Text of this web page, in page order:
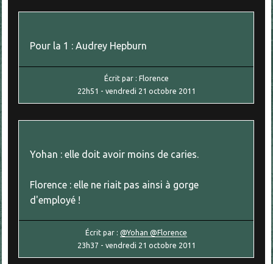
Pour la 1 : Audrey Hepburn
Écrit par : Florence
22h51 - vendredi 21 octobre 2011
Yohan : elle doit avoir moins de caries.
Florence : elle ne riait pas ainsi à gorge
d'employé !
Écrit par :@Yohan @Florence
23h37 - vendredi 21 octobre 2011